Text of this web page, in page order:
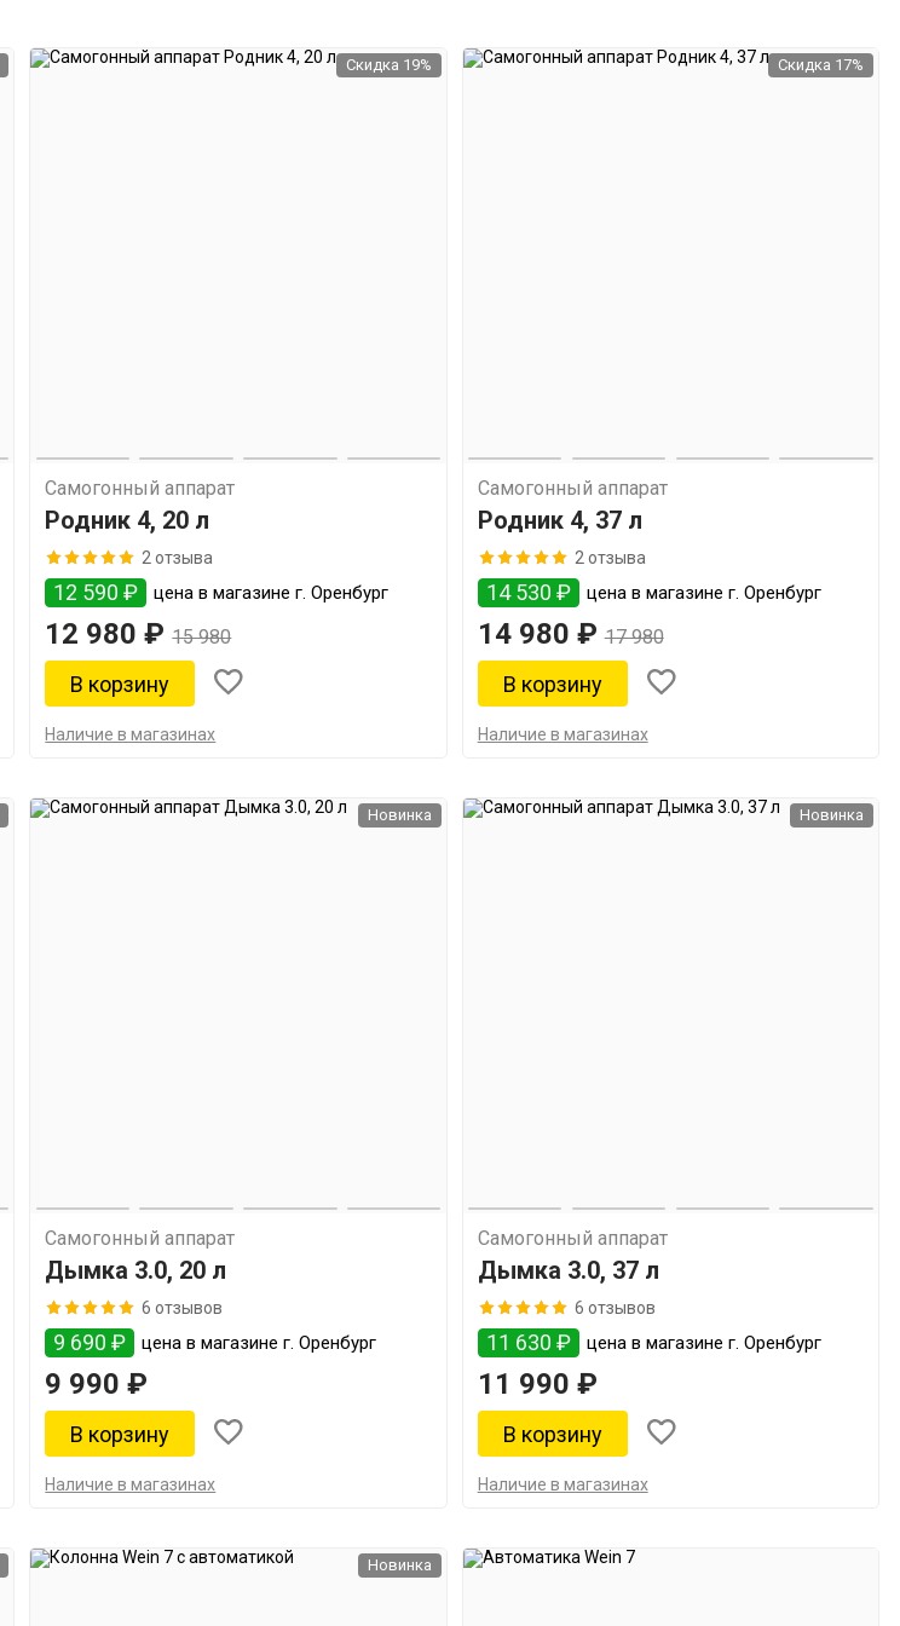
Скидка 19%
Самогонный аппарат
Родник 4, 20 л
2 отзыва
12 590 ₽ цена в магазине г. Оренбург
12 980 ₽ 15 980
Наличие в магазинах
Скидка 17%
Самогонный аппарат
Родник 4, 37 л
2 отзыва
14 530 ₽ цена в магазине г. Оренбург
14 980 ₽ 17 980
Наличие в магазинах
Новинка
Самогонный аппарат
Дымка 3.0, 20 л
6 отзывов
9 690 ₽ цена в магазине г. Оренбург
9 990 ₽
Наличие в магазинах
Новинка
Самогонный аппарат
Дымка 3.0, 37 л
6 отзывов
11 630 ₽ цена в магазине г. Оренбург
11 990 ₽
Наличие в магазинах
Новинка